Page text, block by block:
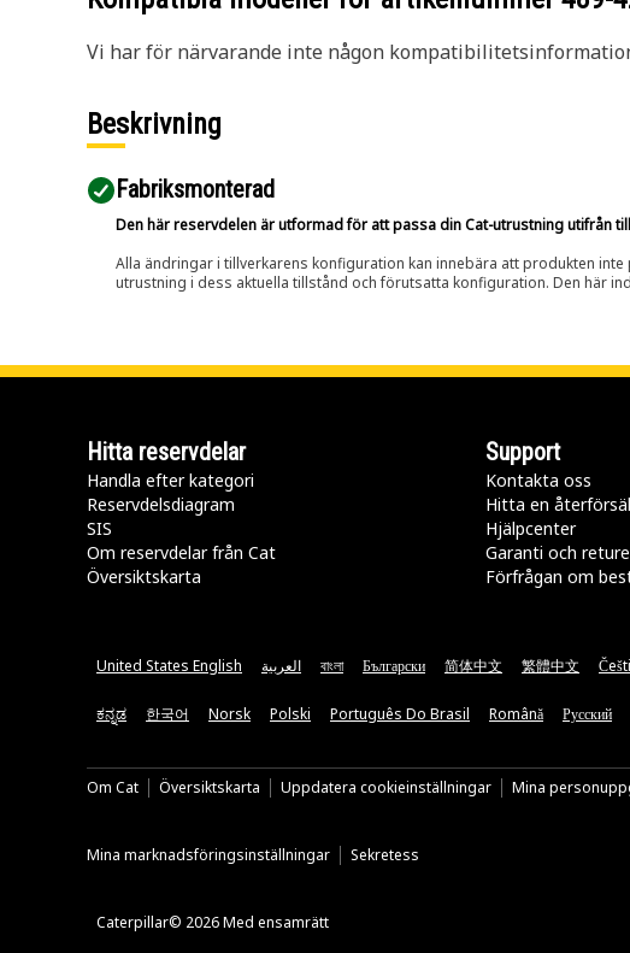
Vi har för närvarande inte någon
Beskrivning
Fabriksmonterad
Den här reservdelen är utformad för att passa din Cat-utrustning utifrån
Alla ändringar i tillverkarens konfiguration kan innebära att produkten
utrustning i dess aktuella tillstånd och förutsatta konfiguration. Den här
Hitta reservdelar
Handla efter kategori
Reservdelsdiagram
SIS
Om reservdelar från Cat
Översiktskarta
Support
Kontakta oss
Hitta en
Hjälpcenter
Garanti och
Förfrågan om
United States English العربية বাংলা Български 简体中文 繁體中文
ಕನ್ನಡ 한국어 Norsk Polski Português Do Brasil Română Русский
Om Cat Översiktskarta Uppdatera cookieinställningar Mina
Mina marknadsföringsinställningar Sekretess
Caterpillar© 2026 Med ensamrätt